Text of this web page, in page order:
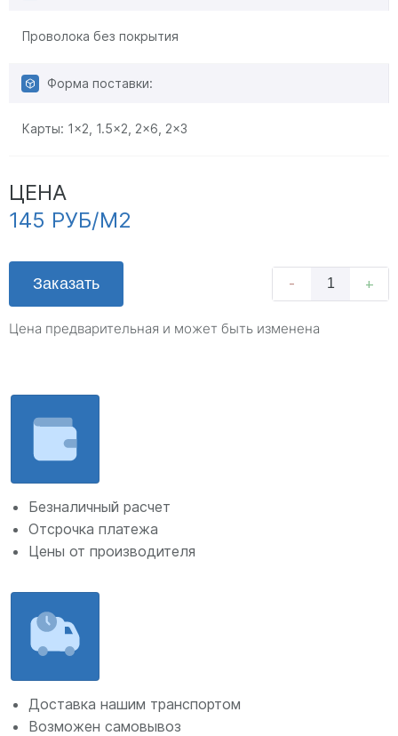
Проволока без покрытия
Форма поставки:
Карты: 1x2 1.5x2 2x6 2x3
ЦЕНА
145 РУБ/М2
Заказать
Цена предварительная и может быть изменена
- +
Безналичный расчет
Отсрочка платежа
Цены от производителя
Доставка нашим транспортом
Возможен самовывоз